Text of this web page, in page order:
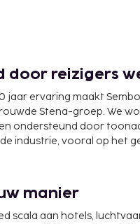
door reizigers
jaar ervaring maakt
Stena-groep. We
ondersteund door
industrie, vooral op het
manier
scala aan hotels,